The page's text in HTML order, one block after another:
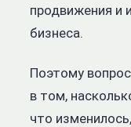
продвижения и
бизнеса.
Поэтому
в том,
что